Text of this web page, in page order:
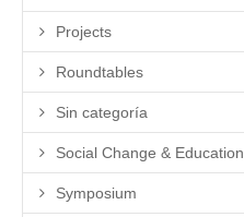
Projects
Roundtables
Sin categoría
Social Change & Education
Symposium